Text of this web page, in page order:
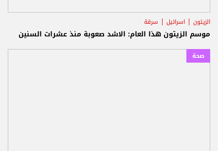
الزيتون اسرائيل سرقة
موسم الزيتون هذا العام: الاشد صعوبة منذ عشرات السنين
صحة